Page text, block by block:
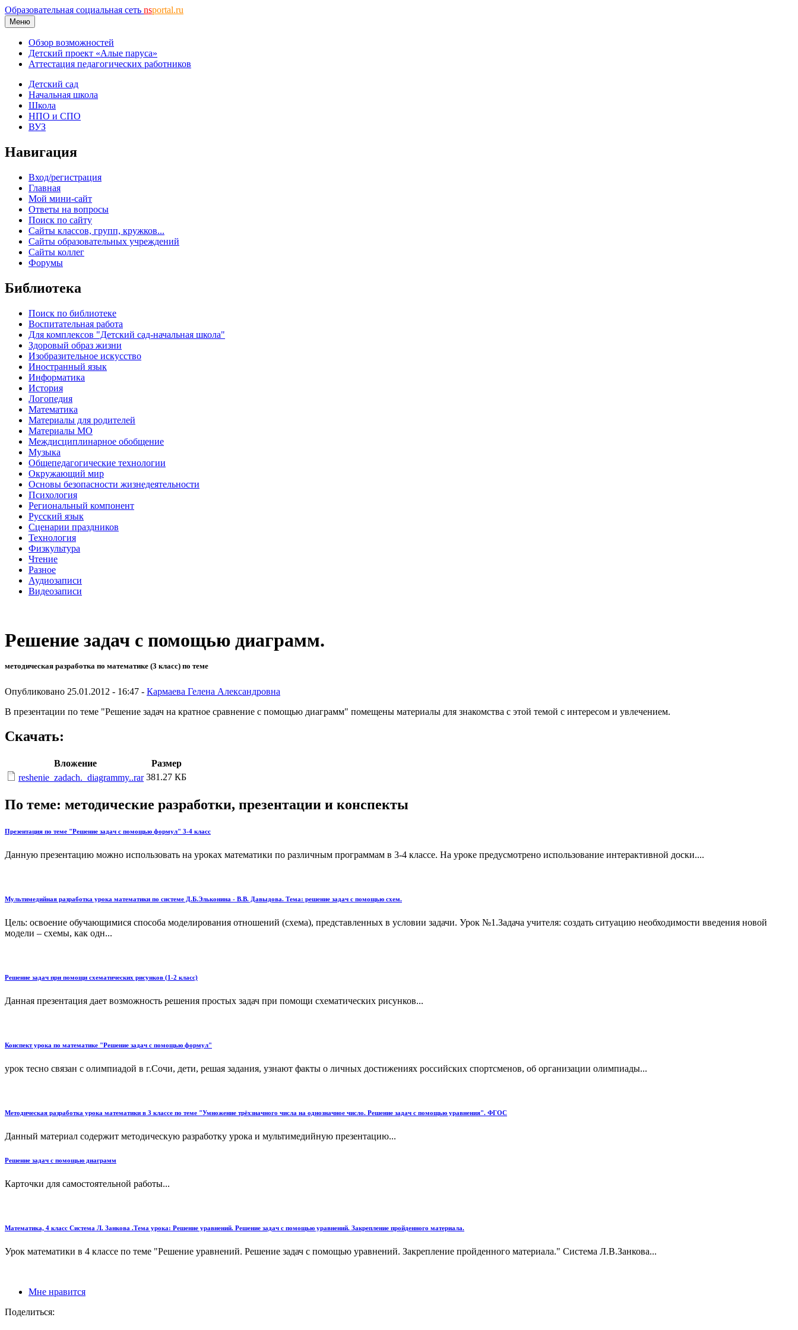
Образовательная социальная сеть nsportal.ru
Меню
Обзор возможностей
Детский проект «Алые паруса»
Аттестация педагогических работников
Детский сад
Начальная школа
Школа
НПО и СПО
ВУЗ
Навигация
Вход/регистрация
Главная
Мой мини-сайт
Ответы на вопросы
Поиск по сайту
Сайты классов, групп, кружков...
Сайты образовательных учреждений
Сайты коллег
Форумы
Библиотека
Поиск по библиотеке
Воспитательная работа
Для комплексов "Детский сад-начальная школа"
Здоровый образ жизни
Изобразительное искусство
Иностранный язык
Информатика
История
Логопедия
Математика
Материалы для родителей
Материалы МО
Междисциплинарное обобщение
Музыка
Общепедагогические технологии
Окружающий мир
Основы безопасности жизнедеятельности
Психология
Региональный компонент
Русский язык
Сценарии праздников
Технология
Физкультура
Чтение
Разное
Аудиозаписи
Видеозаписи
Решение задач с помощью диаграмм.
методическая разработка по математике (3 класс) по теме
Опубликовано 25.01.2012 - 16:47 - Кармаева Гелена Александровна
В презентации по теме "Решение задач на кратное сравнение с помощью диаграмм" помещены материалы для знакомства с этой темой с интересом и увлечением.
Скачать:
Вложение
Размер
reshenie_zadach._diagrammy..rar 381.27 КБ
По теме: методические разработки, презентации и конспекты
Презентация по теме "Решение задач с помощью формул" 3-4 класс
Данную презентацию можно использовать на уроках математики по различным программам в 3-4 классе. На уроке предусмотрено использование интерактивной доски....
Мультимедийная разработка урока математики по системе Д.Б.Эльконина - В.В. Давыдова. Тема: решение задач с помощью схем.
Цель: освоение обучающимися способа моделирования отношений (схема), представленных в условии задачи. Урок №1.Задача учителя: создать ситуацию необходимости введения новой
модели – схемы, как одн...
Решение задач при помощи схематических рисунков (1-2 класс)
Данная презентация дает возможность решения простых задач при помощи схематических рисунков...
Конспект урока по математике "Решение задач с помощью формул"
урок тесно связан с олимпиадой в г.Сочи, дети, решая задания, узнают факты о личных достижениях российских спортсменов, об организации олимпиады...
Методическая разработка урока математики в 3 классе по теме "Умножение трёхзначного числа на однозначное число. Решение задач с помощью уравнения". ФГОС
Данный материал содержит методическую разработку урока и мультимедийную презентацию...
Решение задач с помощью диаграмм
Карточки для самостоятельной работы...
Математика, 4 класс Система Л. Занкова .Тема урока: Решение уравнений. Решение задач с помощью уравнений. Закрепление пройденного материала.
Урок математики в 4 классе по теме "Решение уравнений. Решение задач с помощью уравнений. Закрепление пройденного материала." Система Л.В.Занкова...
Мне нравится
Поделиться: